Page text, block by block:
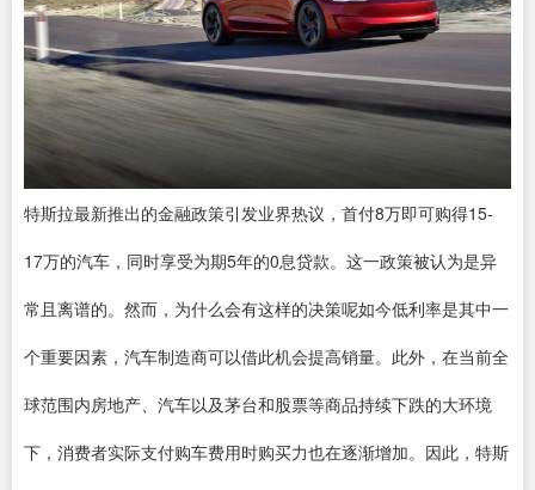
特斯拉最新推出的金融政策引发业界热议，首付8万即可购得15-
17万的汽车，同时享受为期5年的0息贷款。这一政策被认为是异
常且离谱的。然而，为什么会有这样的决策呢如今低利率是其中一
个重要因素，汽车制造商可以借此机会提高销量。此外，在当前全
球范围内房地产、汽车以及茅台和股票等商品持续下跌的大环境
下，消费者实际支付购车费用时购买力也在逐渐增加。因此，特斯